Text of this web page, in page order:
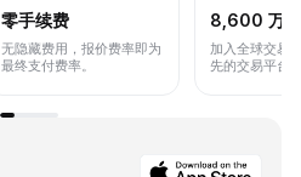
零手续费
无隐藏费用，报价费率即为
最终支付费率。
8,600 万+
加入全球交易
先的交易平台